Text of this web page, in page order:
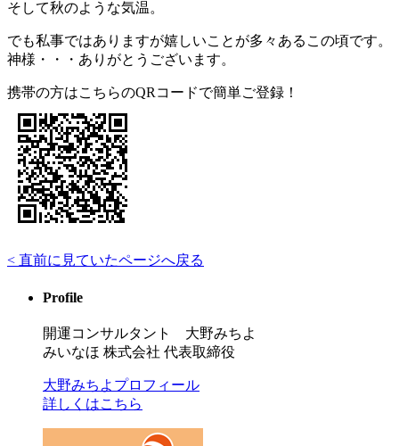
そして秋のような気温。
でも私事ではありますが嬉しいことが多々あるこの頃です。
神様・・・ありがとうございます。
携帯の方はこちらのQRコードで簡単ご登録！
< 直前に見ていたページへ戻る
Profile
開運コンサルタント 大野みちよ
みいなほ 株式会社 代表取締役
大野みちよプロフィール
詳しくはこちら